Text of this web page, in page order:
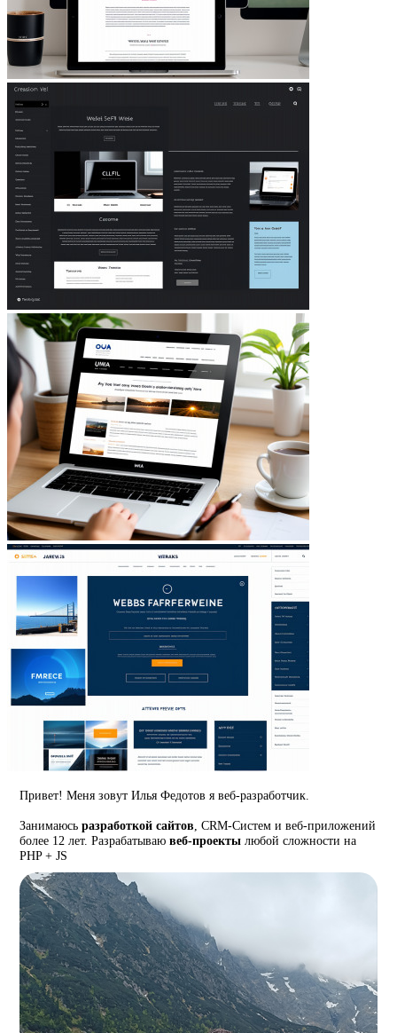
Привет! Меня зовут Илья Федотов я веб-разработчик.
Занимаюсьразработкой сайтов , CRM-Систем и веб-приложений
более 12 лет. Разрабатываювеб-проекты любой сложности на
PHP + JS